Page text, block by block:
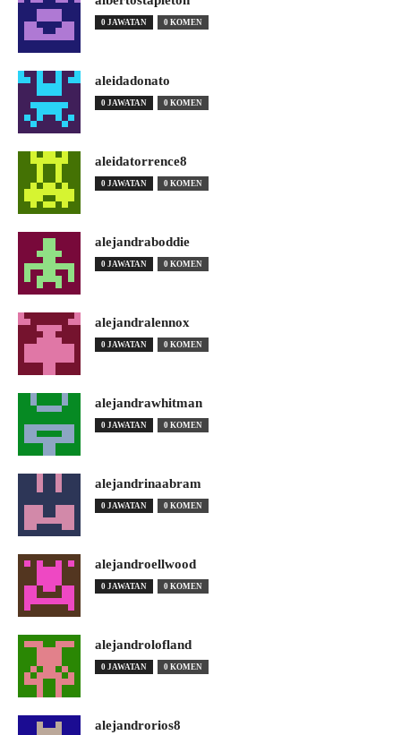
0 JAWATAN 0 KOMEN
aleidadonato
0 JAWATAN 0 KOMEN
aleidatorrence8
0 JAWATAN 0 KOMEN
alejandraboddie
0 JAWATAN 0 KOMEN
alejandralennox
0 JAWATAN 0 KOMEN
alejandrawhitman
0 JAWATAN 0 KOMEN
alejandrinaabram
0 JAWATAN 0 KOMEN
alejandroellwood
0 JAWATAN 0 KOMEN
alejandrolofland
0 JAWATAN 0 KOMEN
alejandrorios8